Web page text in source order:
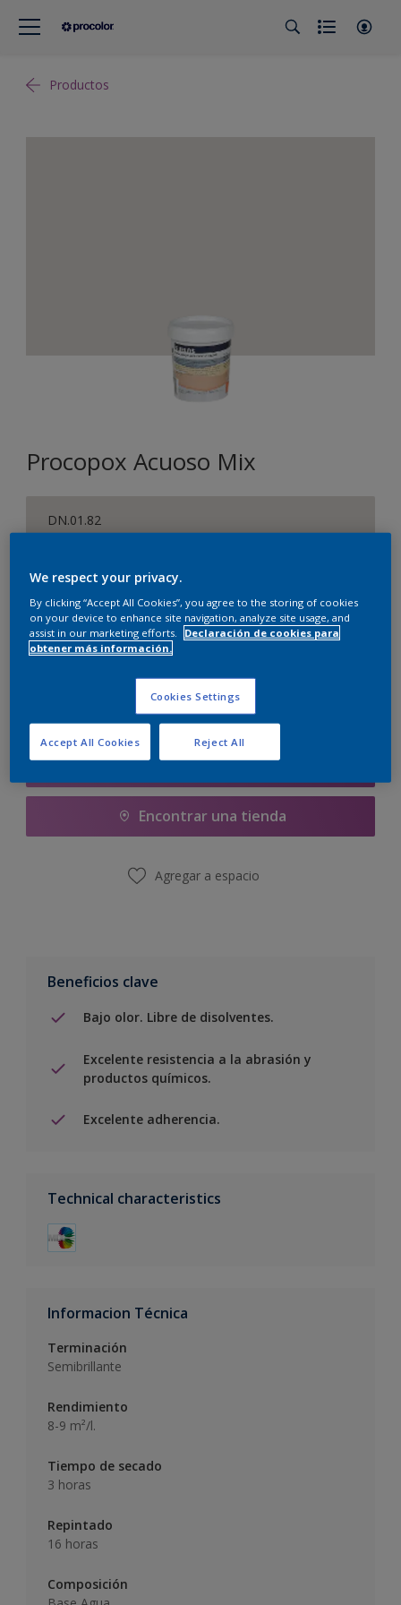
Productos
Procopox Acuoso Mix
DN.01.82
Tamaño
5 litros
Agregar a la lista de deseos
Encontrar una tienda
Agregar a espacio
Beneficios clave
Bajo olor. Libre de disolventes.
Excelente resistencia a la abrasión y
productos químicos.
Excelente adherencia.
Technical characteristics
Informacion Técnica
Terminación
Semibrillante
Rendimiento
8-9 m²/l.
Tiempo de secado
3 horas
Repintado
16 horas
Composición
We respect your privacy.
By clicking “Accept All Cookies”, you agree to the storing of cookies
on your device to enhance site navigation, analyze site usage, and
assist in our marketing efforts.
Declaración de cookies para
obtener más información.
Cookies Settings
Reject All
Accept All Cookies